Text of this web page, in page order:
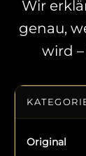
Wir
genau,
wird
Original